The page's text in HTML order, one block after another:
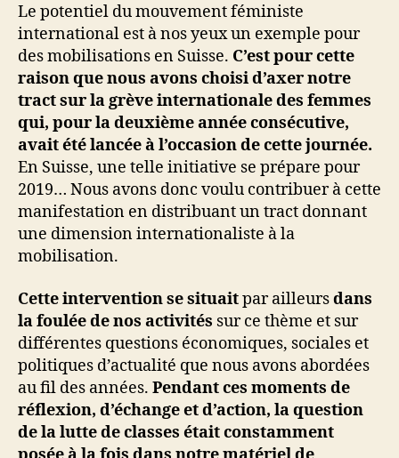
Le potentiel du mouvement féministe
international est à nos yeux un exemple pour
des mobilisations en Suisse. C’est pour cette
raison que nous avons choisi d’axer notre
tract sur la grève internationale des femmes
qui, pour la deuxième année consécutive,
avait été lancée à l’occasion de cette journée.
En Suisse, une telle initiative se prépare pour
2019… Nous avons donc voulu contribuer à cette
manifestation en distribuant un tract donnant
une dimension internationaliste à la
mobilisation.
Cette intervention se situaitpar ailleursdans
la foulée de nos activités sur ce thème et sur
différentes questions économiques, sociales et
politiques d’actualité que nous avons abordées
au fil des années. Pendant ces moments de
réflexion, d’échange et d’action, la question
de la lutte de classes était constamment